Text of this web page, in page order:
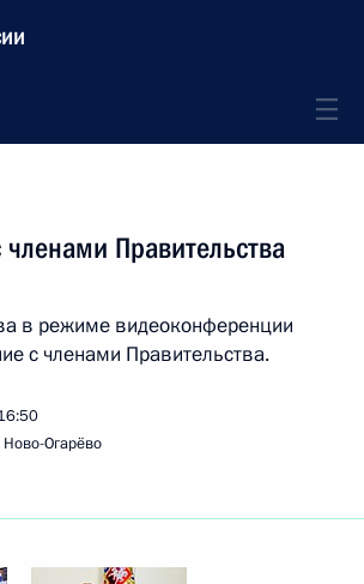
Правительства
в режиме видеоконференции
с членами Правительства.
Ново-Огарёво